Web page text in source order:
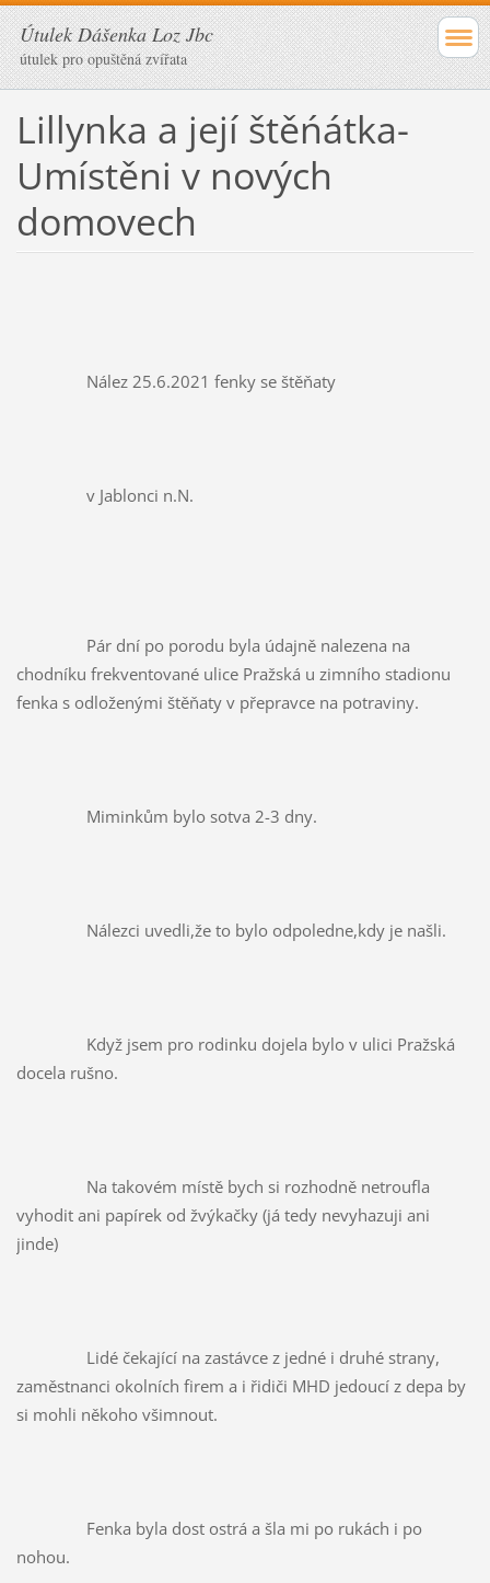
Útulek Dášenka Loz Jbc
útulek pro opuštěná zvířata
Lillynka a její štěńátka-
Umístěni v nových
domovech
		Nález 25.6.2021 fenky se štěňaty
		v Jablonci n.N.
chodníku frekventované ulice Pražská u zimního stadionu
fenka s odloženými štěňaty v přepravce na potraviny.
		Miminkům bylo sotva 2-3 dny.
		Nálezci uvedli,že to bylo odpoledne,kdy je našli.
docela rušno.
vyhodit ani papírek od žvýkačky (já tedy nevyhazuji ani
jinde)
zaměstnanci okolních firem a i řidiči MHD jedoucí z depa by
si mohli někoho všimnout.
nohou.